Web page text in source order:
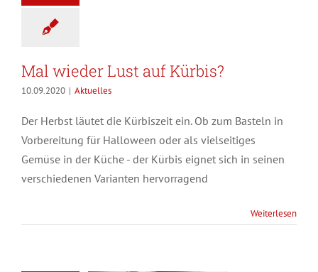
Mal wieder Lust auf Kürbis?
10.09.2020 | Aktuelles
Der Herbst läutet die Kürbiszeit ein. Ob zum Basteln in
Vorbereitung für Halloween oder als vielseitiges
Gemüse in der Küche - der Kürbis eignet sich in seinen
verschiedenen Varianten hervorragend
Weiterlesen